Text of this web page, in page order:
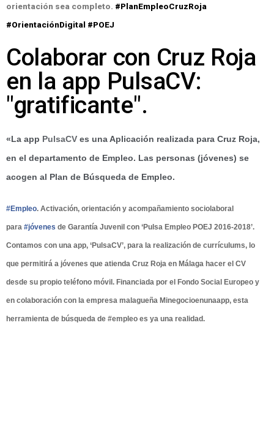
orientación sea completo. #PlanEmpleoCruzRoja
#OrientaciónDigital #POEJ
Colaborar con Cruz Roja
en la app PulsaCV:
"gratificante".
«La app PulsaCV es una Aplicación realizada para Cruz Roja,
en el departamento de Empleo. Las personas (jóvenes) se
acogen al Plan de Búsqueda de Empleo.
#Empleo. Activación, orientación y acompañamiento sociolaboral
para #jóvenes de Garantía Juvenil con ‘Pulsa Empleo POEJ 2016-2018’.
Contamos con una app, ‘PulsaCV’, para la realización de currículums, lo
que permitirá a jóvenes que atienda Cruz Roja en Málaga hacer el CV
desde su propio teléfono móvil. Financiada por el Fondo Social Europeo y
en colaboración con la empresa malagueña Minegocioenunaapp, esta
herramienta de búsqueda de #empleo es ya una realidad.